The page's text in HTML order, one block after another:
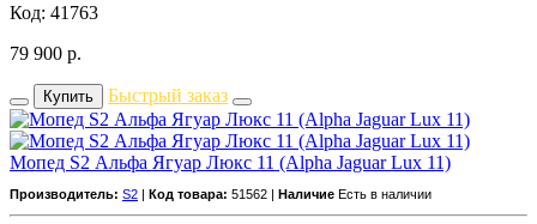
Код: 41763
79 900 р.
Купить Быстрый заказ
Мопед S2 Альфа Ягуар Люкс 11 (Alpha Jaguar Lux 11)
Производитель: S2 | Код товара: 51562 | Наличие Есть в наличии